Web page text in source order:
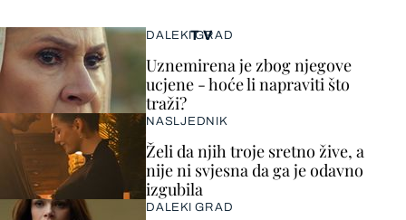
TV
DALEKI GRAD
Uznemirena je zbog njegove
ucjene - hoće li napraviti što
traži?
NASLJEDNIK
Želi da njih troje sretno žive, a
nije ni svjesna da ga je odavno
izgubila
DALEKI GRAD